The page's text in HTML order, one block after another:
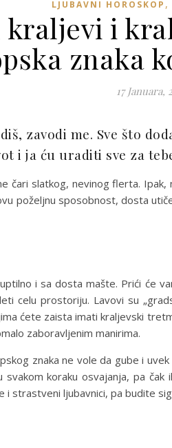
LJUBAVNI HOROSKOP ,
kraljevi i
znaka
17 Januara,
zavodi me. Sve što
i ja ću uraditi sve za
čari slatkog, nevinog flerta.
poželjnu sposobnost, dosta
i sa dosta mašte. Prići će
celu prostoriju. Lavovi su
ćete zaista imati kraljevski
zaboravljenim manirima.
znaka ne vole da gube i
svakom koraku osvajanja, pa
i strastveni ljubavnici, pa budite